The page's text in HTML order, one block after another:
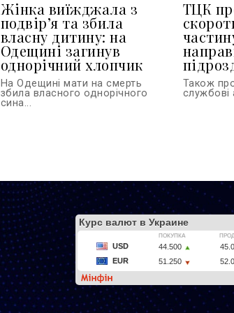
Жінка виїжджала з
подвір’я та збила
власну дитину: на
Одещині загинув
однорічний хлопчик
На Одещині мати на смерть
збила власного однорічного
сина...
ТЦК
Також
службові